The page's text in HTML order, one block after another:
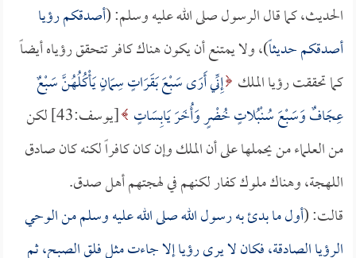
الحديث، كما قال الرسول صلى الله عليه وسلم: (أصدقكم رؤيا
أصدقكم حديثاً)، ولا يمتنع أن يكون هناك كافر تتحقق رؤياه أيضاً
كما تحققت رؤيا الملك إِنِّي أَرَى سَبْعَ بَقَرَاتٍ سِمَانٍ يَأْكُلُهُنَّ سَبْعٌ
عِجَافٌ وَسَبْعَ سُنْبُلاتٍ خُضْرٍ وَأُخَرَ يَابِسَاتٍ
[يوسف:43] لكن
من العلماء من يحملها على أن الملك وإن كان كافراً لكنه كان صادق
اللهجة، وهناك ملوك كفار لكنهم في لهجتهم أهل صدق.
قالت: (أول ما بدئ به رسول الله صلى الله عليه وسلم من الوحي
الرؤيا الصادقة، فكان لا يرى رؤيا إلا جاءت مثل فلق الصبح، ثم